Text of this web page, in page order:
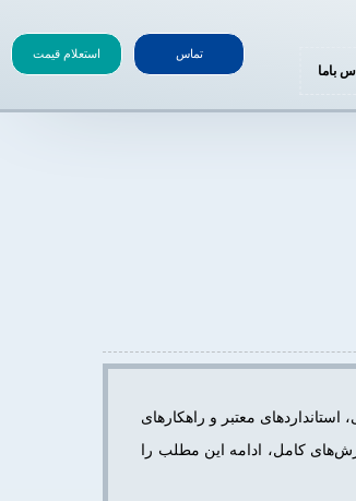
استعلام قیمت تماس
باما
معتبر و راهکارهای
کامل، ادامه این مطلب را